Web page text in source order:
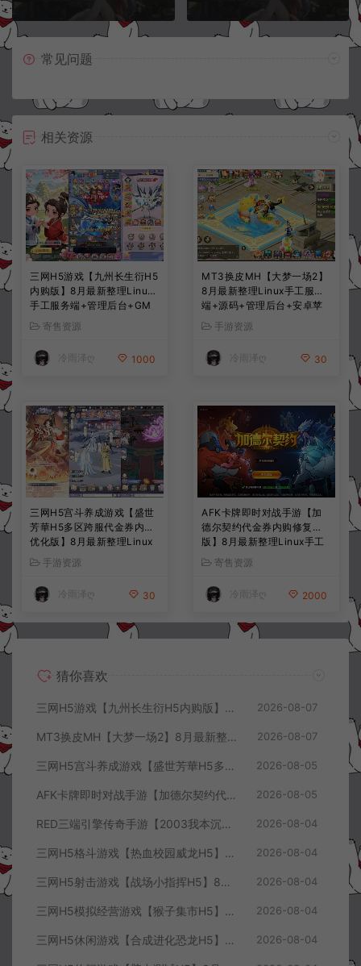
常见问题
相关资源
三网H5游戏【九州长生衍H5
内购版】8月最新整理Linux
手工服务端+管理后台+GM
授权后台+简易安卓客户端
+详细搭建教程+视频教程
寄售资源
冷雨泽ღ 1000
MT3换皮MH【大梦一场2】
8月最新整理Linux手工服务
端+源码+管理后台+安卓苹
果双端+详细搭建教程+视频
教程
手游资源
冷雨泽ღ 30
三网H5宫斗养成游戏【盛世
芳華H5多区跨服代金券内购
优化版】8月最新整理Linux
手工服务端+CDK授权后台
+全资源安卓+详细搭建教程
+视频教程
手游资源
冷雨泽ღ 30
AFK卡牌即时对战手游【加
德尔契约代金券内购修复
版】8月最新整理Linux手工
服务端+前后端全套源码+CD
K授权后台+安卓苹果双端
+详细搭建教程+视频教程
寄售资源
冷雨泽ღ 2000
猜你喜欢
三网H5游戏【九州长生衍H5内购版】8月最新整理Linux手工服务端+管理后台+GM授权后台+简易安卓客户端+详细搭建教程+视频教程 2026-08-07
MT3换皮MH【大梦一场2】8月最新整理Linux手工服务端+源码+管理后台+安卓苹果双端+详细搭建教程+视频教程 2026-08-07
三网H5宫斗养成游戏【盛世芳華H5多区跨服代金券内购优化版】8月最新整理Linux手工服务端+CDK授权后台+全资源安卓+详细搭建教程+视频教程 2026-08-05
AFK卡牌即时对战手游【加德尔契约代金券内购修复版】8月最新整理Linux手工服务端+前后端全套源码+CDK授权后台+安卓苹果双端+详细搭建教程+视频教程 2026-08-05
RED三端引擎传奇手游【2003我本沉默三职业】8月最新整理Win一键服务端+PC安卓+详细搭建教程 2026-08-04
三网H5格斗游戏【热血校园威龙H5】8月最新整理Linux手工服务端+Win一键服务端+解压即玩+简易安卓客户端+详细搭建教程 2026-08-04
三网H5射击游戏【战场小指挥H5】8月最新整理Linux手工服务端+Win一键服务端+解压即玩+简易安卓客户端+详细搭建教程 2026-08-04
三网H5模拟经营游戏【猴子集市H5】8月最新整理Linux手工服务端+Win一键服务端+解压即玩+简易安卓客户端+详细搭建教程 2026-08-04
三网H5休闲游戏【合成进化恐龙H5】8月最新整理Linux手工服务端+Win一键服务端+解压即玩+简易安卓客户端+详细搭建教程 2026-08-04